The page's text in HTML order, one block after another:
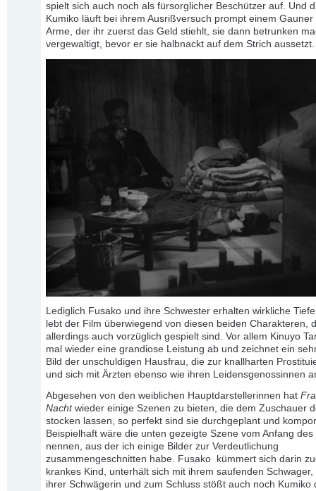
spielt sich auch noch als fürsorglicher Beschützer auf. Und
Kumiko läuft bei ihrem Ausrißversuch prompt einem Gauner
Arme, der ihr zuerst das Geld stiehlt, sie dann betrunken
vergewaltigt, bevor er sie halbnackt auf dem Strich aussetzt.
Lediglich Fusako und ihre Schwester erhalten wirkliche
lebt der Film überwiegend von diesen beiden Charakteren,
allerdings auch vorzüglich gespielt sind. Vor allem Kinuyo
mal wieder eine grandiose Leistung ab und zeichnet ein
Bild der unschuldigen Hausfrau, die zur knallharten
und sich mit Ärzten ebenso wie ihren Leidensgenossinnen
Abgesehen von den weiblichen Hauptdarstellerinnen hat
Nachtwieder einige Szenen zu bieten, die dem Zuschauer
stocken lassen, so perfekt sind sie durchgeplant und
Beispielhaft wäre die unten gezeigte Szene vom Anfang des
nennen, aus der ich einige Bilder zur Verdeutlichung
zusammengeschnitten habe. Fusako kümmert sich darin
krankes Kind, unterhält sich mit ihrem saufenden
ihrer Schwägerin und zum Schluss stößt auch noch Kumiko